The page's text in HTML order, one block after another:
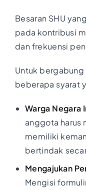
Besaran SHU
pada kontribusi
dan frekuensi
Untuk
beberapa syarat
Warga Negara
anggota harus
memiliki
bertindak
Mengajukan
Mengisi